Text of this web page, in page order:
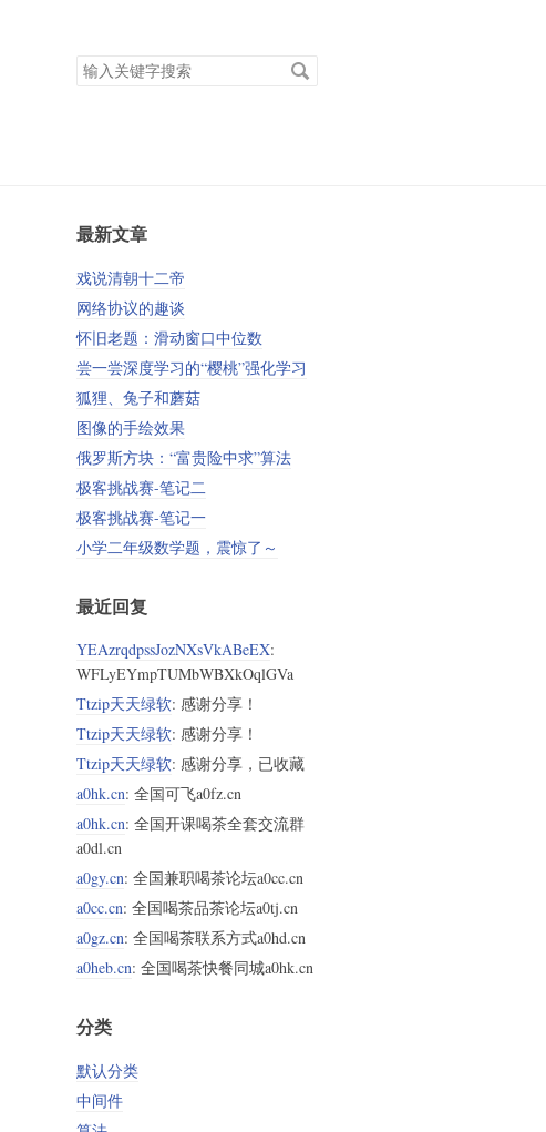
搜
最新文章
戏说清朝十二帝
网络协议的趣谈
怀旧老题：滑动窗口中位数
尝一尝深度学习的“樱桃”强化学习
狐狸、兔子和蘑菇
图像的手绘效果
俄罗斯方块：“富贵险中求”算法
极客挑战赛-笔记二
极客挑战赛-笔记一
小学二年级数学题，震惊了～
最近回复
YEAzrqdpssJozNXsVkABeEX:
WFLyEYmpTUMbWBXkOqlGVa
Ttzip天天绿软: 感谢分享！
Ttzip天天绿软: 感谢分享！
Ttzip天天绿软: 感谢分享，已收藏
a0hk.cn: 全国可飞a0fz.cn
a0hk.cn: 全国开课喝茶全套交流群
a0dl.cn
a0gy.cn: 全国兼职喝茶论坛a0cc.cn
a0cc.cn: 全国喝茶品茶论坛a0tj.cn
a0gz.cn: 全国喝茶联系方式a0hd.cn
a0heb.cn: 全国喝茶快餐同城a0hk.cn
分类
默认分类
中间件